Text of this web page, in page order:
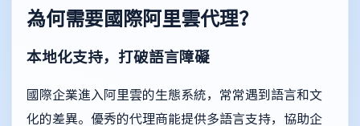
為何需要國際阿里雲代理？
本地化支持，打破語言障礙
國際企業進入阿里雲的生態系統，常常遇到語言和文
化的差異。優秀的代理商能提供多語言支持，協助企